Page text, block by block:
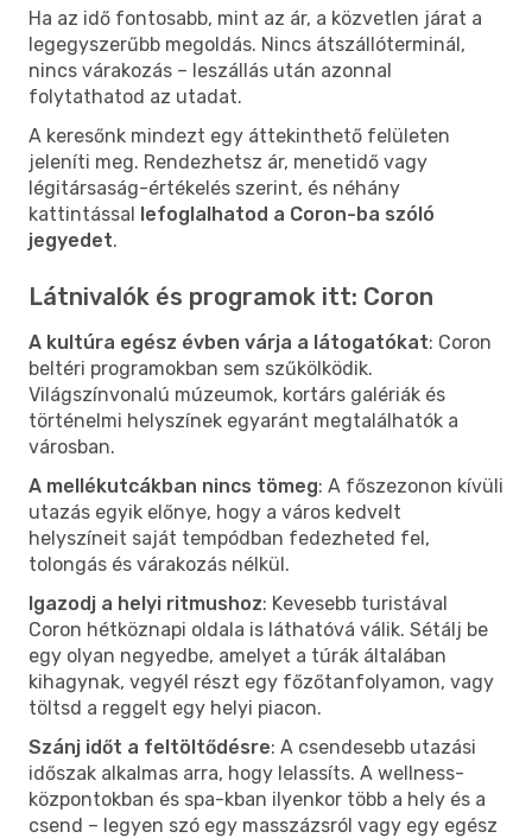
Ha az idő fontosabb, mint az ár, a közvetlen járat a
legegyszerűbb megoldás. Nincs átszállóterminál,
nincs várakozás – leszállás után azonnal
folytathatod az utadat.
A keresőnk mindezt egy áttekinthető felületen
jeleníti meg. Rendezhetsz ár, menetidő vagy
légitársaság-értékelés szerint, és néhány
kattintással lefoglalhatod a Coron-ba szóló
jegyedet.
Látnivalók és programok itt: Coron
A kultúra egész évben várja a látogatókat: Coron
beltéri programokban sem szűkölködik.
Világszínvonalú múzeumok, kortárs galériák és
történelmi helyszínek egyaránt megtalálhatók a
városban.
A mellékutcákban nincs tömeg: A főszezonon kívüli
utazás egyik előnye, hogy a város kedvelt
helyszíneit saját tempódban fedezheted fel,
tolongás és várakozás nélkül.
Igazodj a helyi ritmushoz: Kevesebb turistával
Coron hétköznapi oldala is láthatóvá válik. Sétálj be
egy olyan negyedbe, amelyet a túrák általában
kihagynak, vegyél részt egy főzőtanfolyamon, vagy
töltsd a reggelt egy helyi piacon.
Szánj időt a feltöltődésre: A csendesebb utazási
időszak alkalmas arra, hogy lelassíts. A wellness-
központokban és spa-kban ilyenkor több a hely és a
csend – legyen szó egy masszázsról vagy egy egész